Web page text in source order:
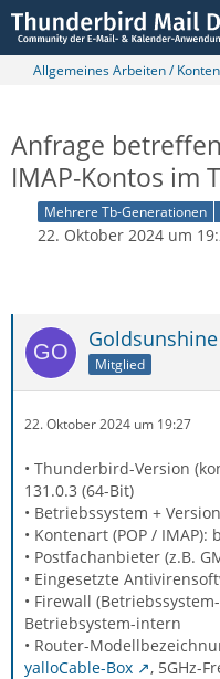
Allgemeines Arbeiten /
Anfrage
IMAP-Kontos im
Mehrere Tb-Generationen
22. Oktober 2024 um
Goldsunshine
Mitglied
22. Oktober 2024 um 19:27
• Thunderbird-Version
131.0.3 (64-Bit)
• Betriebssystem +
• Kontenart (POP /
• Postfachanbieter (z.B.
• Eingesetzte
• Firewall
Betriebsystem-intern
• Router-
yalloCable-Box
, 5GHz-